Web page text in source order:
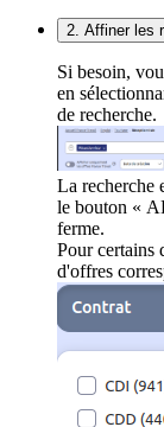
2. Affiner les
Si besoin,
en
de recherche.
La recherche
le bouton «
ferme.
Pour certains
d'offres